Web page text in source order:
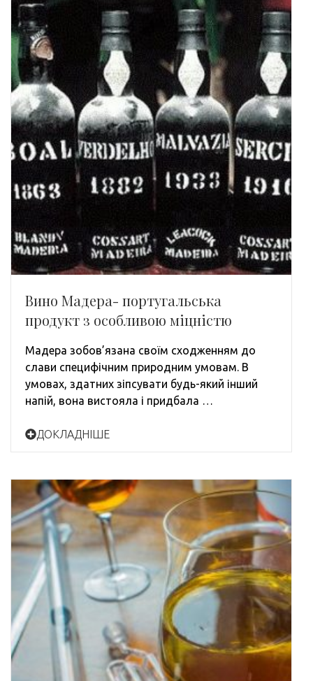
Вино Мадера- португальська
продукт з особливою міцністю
Мадера зобов’язана своїм сходженням до
слави специфічним природним умовам. В
умовах, здатних зіпсувати будь-який інший
напій, вона вистояла і придбала …
ДОКЛАДНІШЕ